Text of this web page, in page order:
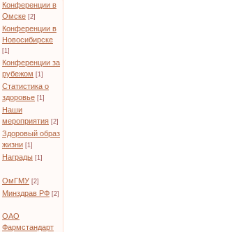
Конференции в
Омске [2]
Конференции в
Новосибирске
[1]
Конференции за
рубежом [1]
Статистика о
здоровье [1]
Наши
мероприятия [2]
Здоровый образ
жизни [1]
Награды [1]
ОмГМУ [2]
Минздрав РФ [2]
ОАО
Фармстандарт